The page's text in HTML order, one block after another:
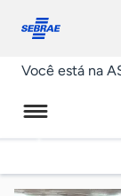
conosco
Você está na